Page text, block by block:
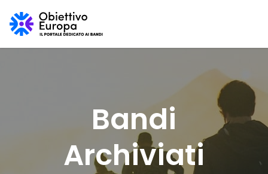
Bandi
Archiviati